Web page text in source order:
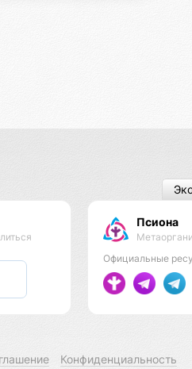
Псиона
Официальные
Конфиденциальность